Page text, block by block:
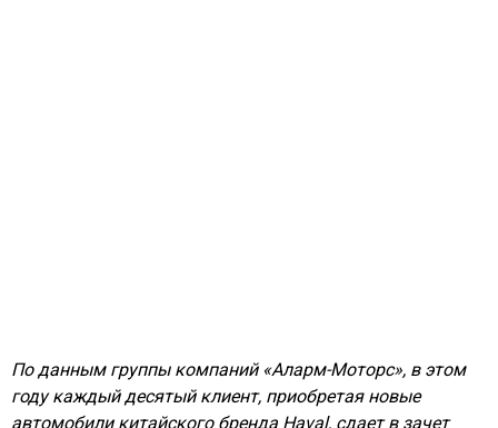
По данным группы компаний «Аларм-Моторс», в этом
году каждый десятый клиент, приобретая новые
автомобили китайского бренда Haval, сдает в зачет